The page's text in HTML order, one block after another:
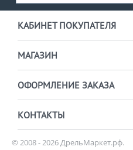
КАБИНЕТ ПОКУПАТЕЛЯ
МАГАЗИН
ОФОРМЛЕНИЕ ЗАКАЗА
КОНТАКТЫ
© 2008 - 2026 ДрельМаркет.рф.